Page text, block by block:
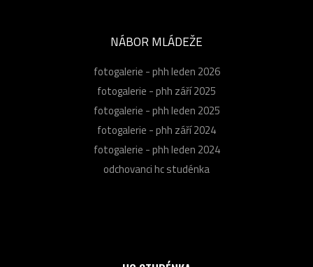
NÁBOR MLÁDEŽE
fotogalerie - phh leden 2026
fotogalerie - phh září 2025
fotogalerie - phh leden 2025
fotogalerie - phh září 2024
fotogalerie - phh leden 2024
odchovanci hc studénka